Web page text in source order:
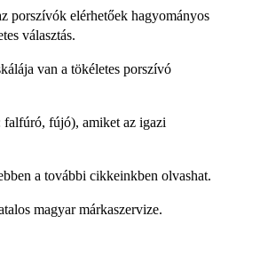
porszívók elérhetőek hagyományos
választás.
van a tökéletes porszívó
falfúró, fújó), amiket az igazi
a további cikkeinkben olvashat.
magyar márkaszervize.